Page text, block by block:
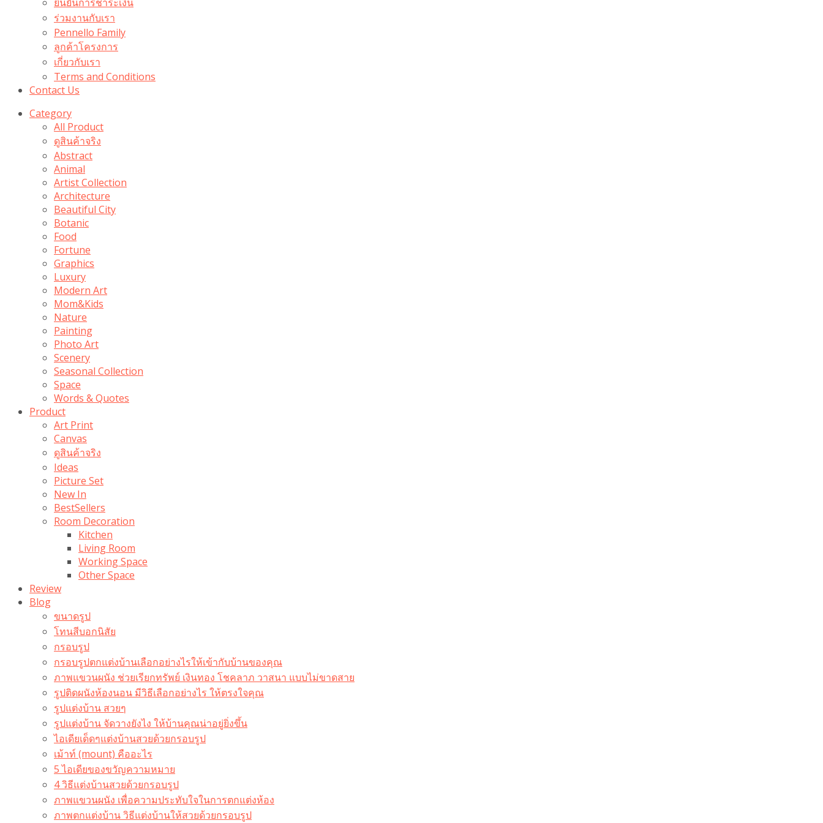
ร่วมงานกับเรา
Pennello Family
ลูกค้าโครงการ
เกี่ยวกับเรา
Terms and Conditions
Contact Us
Category
All Product
ดูสินค้าจริง
Abstract
Animal
Artist Collection
Architecture
Beautiful City
Botanic
Food
Fortune
Graphics
Luxury
Modern Art
Mom&Kids
Nature
Painting
Photo Art
Scenery
Seasonal Collection
Space
Words & Quotes
Product
Art Print
Canvas
ดูสินค้าจริง
Ideas
Picture Set
New In
BestSellers
Room Decoration
Kitchen
Living Room
Working Space
Other Space
Review
Blog
ขนาดรูป
โทนสีบอกนิสัย
กรอบรูป
กรอบรูปตกแต่งบ้านเลือกอย่างไรให้เข้ากับบ้านของคุณ
ภาพแขวนผนัง ช่วยเรียกทรัพย์ เงินทอง โชคลาภ วาสนา แบบไม่ขาดสาย
รูปติดผนังห้องนอน มีวิธีเลือกอย่างไร ให้ตรงใจคุณ
รูปแต่งบ้าน สวยๆ
รูปแต่งบ้าน จัดวางยังไง ให้บ้านคุณน่าอยู่ยิ่งขึ้น
ไอเดียเด็ดๆแต่งบ้านสวยด้วยกรอบรูป
เม้าท์ (mount) คืออะไร​
5 ไอเดียของขวัญความหมาย
4 วิธีแต่งบ้านสวยด้วยกรอบรูป
ภาพแขวนผนัง เพื่อความประทับใจในการตกแต่งห้อง
ภาพตกแต่งบ้าน วิธีแต่งบ้านให้สวยด้วยกรอบรูป